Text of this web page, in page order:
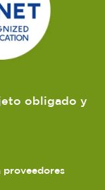
obligado y
proveedores